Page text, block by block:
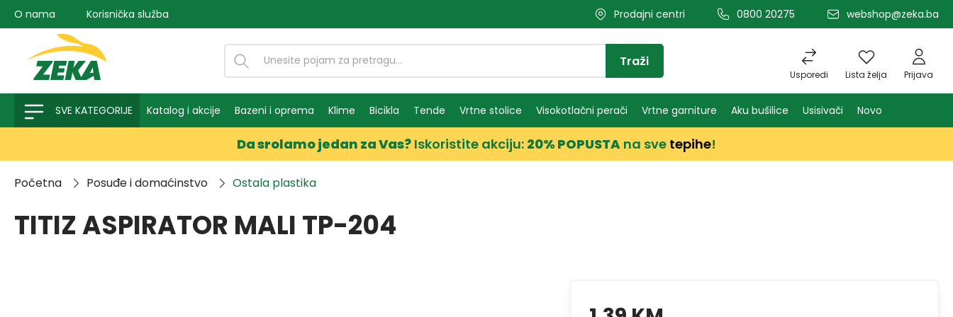
pretragu Preskoči na glavnu navigaciju
O nama Korisnička služba Prodajni centri 0800 20275 webshop@zeka.ba
Usporedi Lista želja Prijava
Traži
SVE KATEGORIJE Katalog i akcije Bazeni i oprema Klime Bicikla Tende Vrtne stolice Visokotlačni perači Vrtne garniture Aku bušilice Usisivači Novo
Da srolamo jedan za Vas? Iskoristite akciju: 20% POPUSTA na sve tepihe!
Početna Posuđe i domaćinstvo Ostala plastika
TITIZ ASPIRATOR MALI TP-204